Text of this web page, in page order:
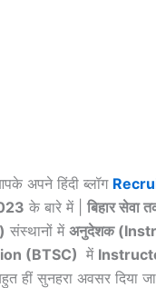
अपने हिंदी ब्लॉग
के बारे में | बिहार सेवा
संस्थानों में अनुदेशक
(BTSC) में
हीं सुनहरा अवसर दिया जा